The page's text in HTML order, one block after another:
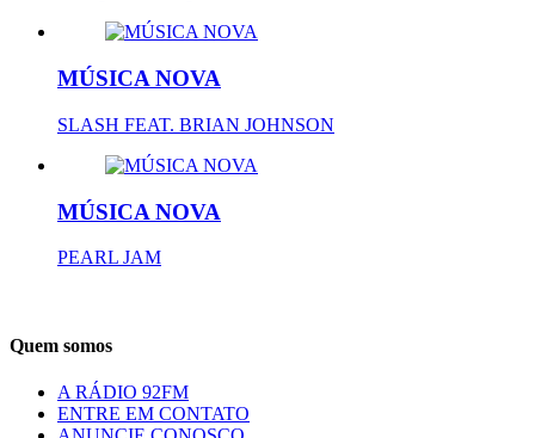
MÚSICA NOVA
SLASH FEAT. BRIAN JOHNSON
MÚSICA NOVA
PEARL JAM
Quem somos
A RÁDIO 92FM
ENTRE EM CONTATO